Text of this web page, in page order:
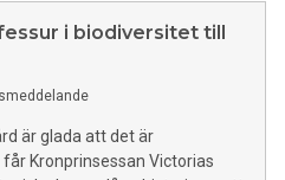
i biodiversitet till
är glada att det är
Kronprinsessan Victorias